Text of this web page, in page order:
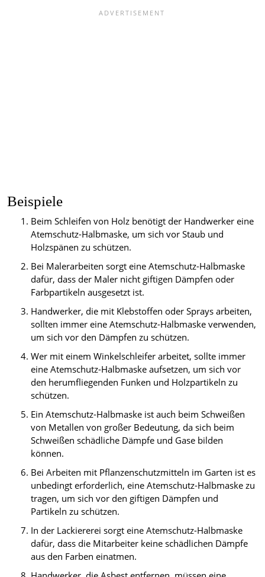
Beispiele
Beim Schleifen von Holz benötigt der Handwerker eine
Atemschutz-Halbmaske, um sich vor Staub und
Holzspänen zu schützen.
Bei Malerarbeiten sorgt eine Atemschutz-Halbmaske
dafür, dass der Maler nicht giftigen Dämpfen oder
Farbpartikeln ausgesetzt ist.
Handwerker, die mit Klebstoffen oder Sprays arbeiten,
sollten immer eine Atemschutz-Halbmaske verwenden,
um sich vor den Dämpfen zu schützen.
Wer mit einem Winkelschleifer arbeitet, sollte immer
eine Atemschutz-Halbmaske aufsetzen, um sich vor
den herumfliegenden Funken und Holzpartikeln zu
schützen.
Ein Atemschutz-Halbmaske ist auch beim Schweißen
von Metallen von großer Bedeutung, da sich beim
Schweißen schädliche Dämpfe und Gase bilden
können.
Bei Arbeiten mit Pflanzenschutzmitteln im Garten ist es
unbedingt erforderlich, eine Atemschutz-Halbmaske zu
tragen, um sich vor den giftigen Dämpfen und
Partikeln zu schützen.
In der Lackiererei sorgt eine Atemschutz-Halbmaske
dafür, dass die Mitarbeiter keine schädlichen Dämpfe
aus den Farben einatmen.